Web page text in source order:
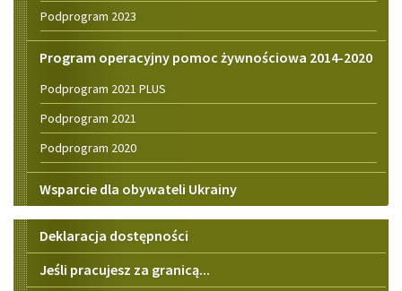
Podprogram 2023
Program operacyjny pomoc żywnościowa 2014-2020
Podprogram 2021 PLUS
Podprogram 2021
Podprogram 2020
Wsparcie dla obywateli Ukrainy
Informacje
dodatkowe
Deklaracja dostępności
Jeśli pracujesz za granicą...